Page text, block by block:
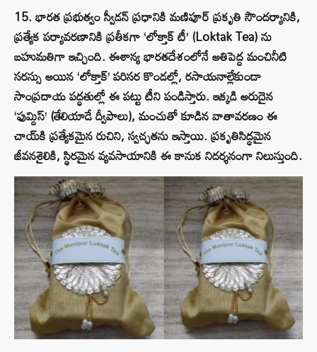
15. భారత ప్రభుత్వం స్వీడన్ ప్రధానికి మణిపూర్ ప్రకృతి సౌందర్యానికి,
ప్రత్యేక పర్యావరణానికి ప్రతీకగా ‘లోక్తాక్ టీ’ (Loktak Tea) ను
బహుమతిగా ఇచ్చింది. ఈశాన్య భారతదేశంలోనే అతిపెద్ద మంచినీటి
సరస్సు అయిన ‘లోక్తాక్’ పరిసర కొండల్లో, రసాయనాల్లేకుండా
సాంప్రదాయ పద్ధతుల్లో ఈ పట్టు టీని పండిస్తారు. ఇక్కడి అరుదైన
‘ఫుమ్దిస్’ (తేలియాడే ద్వీపాలు), మంచుతో కూడిన వాతావరణం ఈ
చాయ్‌కి ప్రత్యేకమైన రుచిని, స్వచ్ఛతను ఇస్తాయి. ప్రకృతిసిద్ధమైన
జీవనశైలికి, స్థిరమైన వ్యవసాయానికి ఈ కానుక నిదర్శనంగా నిలుస్తుంది.